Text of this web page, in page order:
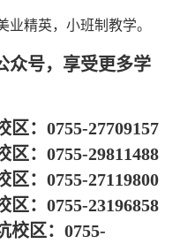
精英，小班制教学。
众号，享受更多学
区： 0755-27709157
区： 0755-29811488
区： 0755-27119800
区： 0755-23196858
校区： 0755-